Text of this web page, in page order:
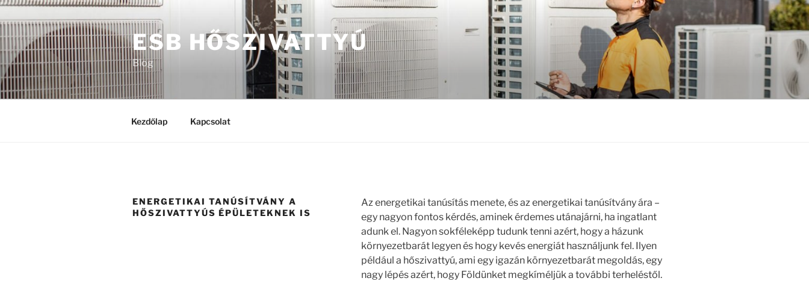
Tartalomhoz
ESB HŐSZIVATTYÚ
Blog
Kezdőlap Kapcsolat
ENERGETIKAI TANÚSÍTVÁNY A
HŐSZIVATTYÚS ÉPÜLETEKNEK IS
Az energetikai tanúsítás menete, és az energetikai tanúsítvány ára –
egy nagyon fontos kérdés, aminek érdemes utánajárni, ha ingatlant
adunk el. Nagyon sokféleképp tudunk tenni azért, hogy a házunk
környezetbarát legyen és hogy kevés energiát használjunk fel. Ilyen
például a hőszivattyú, ami egy igazán környezetbarát megoldás, egy
nagy lépés azért, hogy Földünket megkíméljük a további terheléstől.